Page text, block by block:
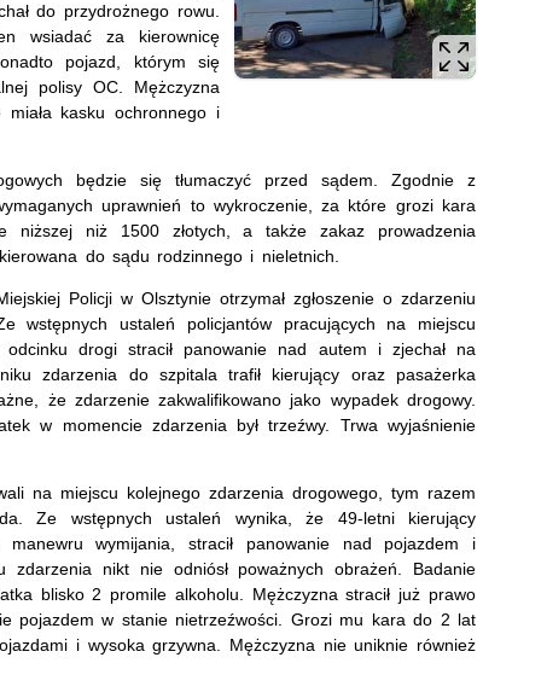
do przydrożnego rowu.
wsiadać za kierownicę
pojazd, którym się
polisy OC. Mężczyzna
kasku ochronnego i
będzie się tłumaczyć przed sądem. Zgodnie z
uprawnień to wykroczenie, za które grozi kara
niższej niż 1500 złotych, a także zakaz prowadzenia
do sądu rodzinnego i nieletnich.
Policji w Olsztynie otrzymał zgłoszenie o zdarzeniu
wstępnych ustaleń policjantów pracujących na miejscu
drogi stracił panowanie nad autem i zjechał na
zdarzenia do szpitala trafił kierujący oraz pasażerka
że zdarzenie zakwalifikowano jako wypadek drogowy.
w momencie zdarzenia był trzeźwy. Trwa wyjaśnienie
na miejscu kolejnego zdarzenia drogowego, tym razem
Ze wstępnych ustaleń wynika, że 49-letni kierujący
manewru wymijania, stracił panowanie nad pojazdem i
nikt nie odniósł poważnych obrażeń. Badanie
blisko 2 promile alkoholu. Mężczyzna stracił już prawo
pojazdem w stanie nietrzeźwości. Grozi mu kara do 2 lat
i wysoka grzywna. Mężczyzna nie uniknie również